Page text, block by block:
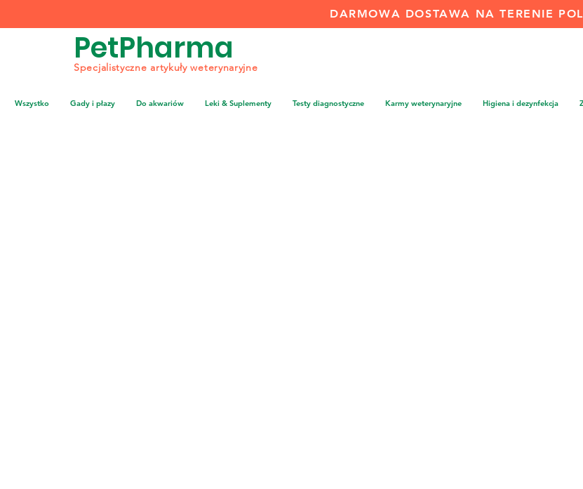
DARMOWA DOSTAWA NA TERENIE
PetPharma
Specjalistyczne artykuły weterynaryjne
Wszystko Gady i płazy Do akwariów Leki & Suplementy Testy diagnostyczne Karmy weterynaryjne Higiena i dezynfekcja